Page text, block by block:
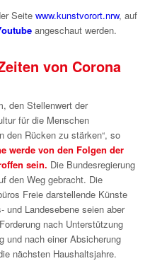
Seite www.kunstvorort.nrw, auf
angeschaut werden.
von Corona
den Stellenwert der
für die Menschen
den Rücken zu stärken“, so
werde von den Folgen der
sein. Die Bundesregierung
den Weg gebracht. Die
Freie darstellende Künste
und Landesebene seien aber
nach Unterstützung
und nach einer Absicherung
nächsten Haushaltsjahre.